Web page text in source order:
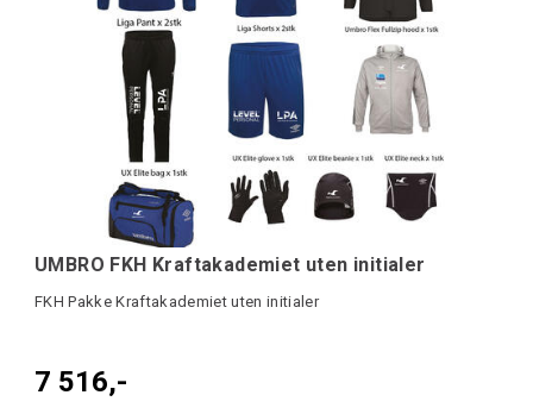
UMBRO FKH Kraftakademiet uten initialer
FKH Pakke Kraftakademiet uten initialer
7 516,-